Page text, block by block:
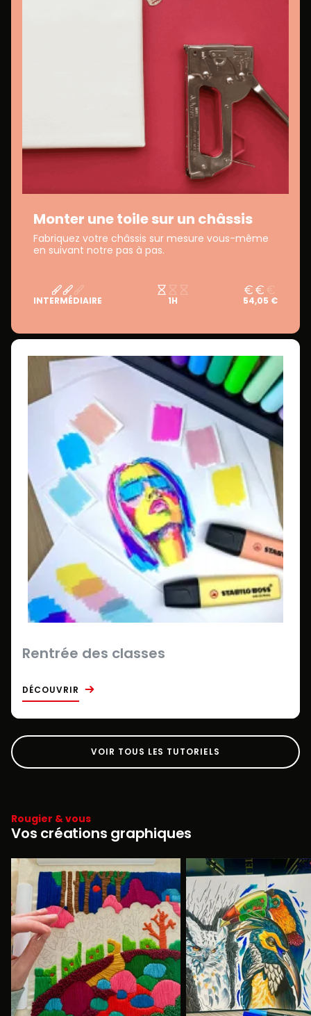
Monter une toile sur un châssis
Fabriquez votre châssis sur mesure vous-même
en suivant notre pas à pas.
INTERMÉDIAIRE 1H 54,05 €
Rentrée des classes
DÉCOUVRIR
VOIR TOUS LES TUTORIELS
Rougier & vous
Vos créations graphiques